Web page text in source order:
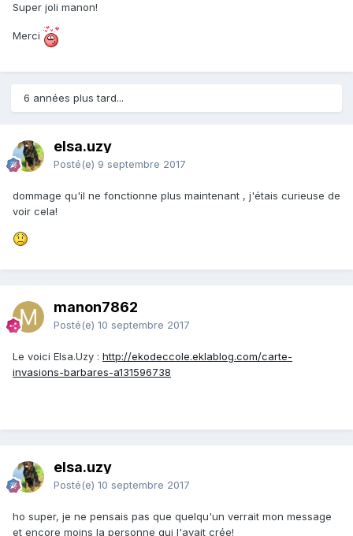
Super joli manon!
Merci
6 années plus tard...
elsa.uzy
Posté(e) 9 septembre 2017
dommage qu'il ne fonctionne plus maintenant , j'étais curieuse de
voir cela!
manon7862
Posté(e) 10 septembre 2017
Le voici Elsa.Uzy : http://ekodeccole.eklablog.com/carte-
invasions-barbares-a131596738
elsa.uzy
Posté(e) 10 septembre 2017
ho super, je ne pensais pas que quelqu'un verrait mon message
et encore moins la personne qui l'avait crée!